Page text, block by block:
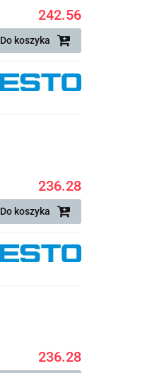
242.56
Do koszyka
236.28
Do koszyka
236.28